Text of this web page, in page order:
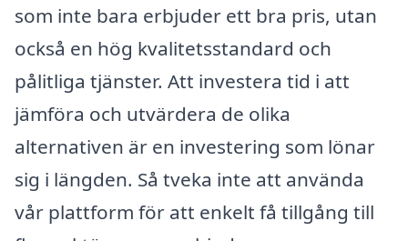
som inte bara erbjuder ett bra pris, utan
också en hög kvalitetsstandard och
pålitliga tjänster. Att investera tid i att
jämföra och utvärdera de olika
alternativen är en investering som lönar
sig i längden. Så tveka inte att använda
vår plattform för att enkelt få tillgång till